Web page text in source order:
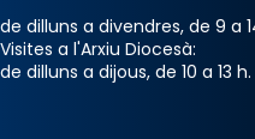
de dilluns a divendres, de 9 a
Visites a l'Arxiu Diocesà:
de dilluns a dijous, de 10 a 13 h.